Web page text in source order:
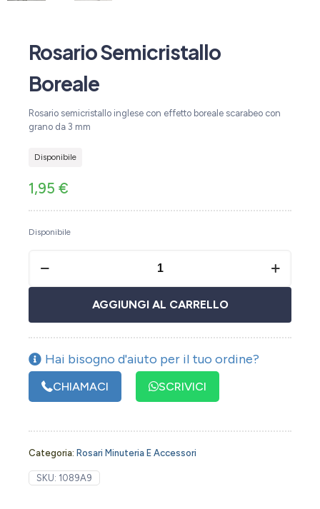
Rosario Semicristallo
Boreale
Rosario semicristallo inglese con effetto boreale scarabeo con
grano da 3 mm
Disponibile
1,95 €
Disponibile
AGGIUNGI AL CARRELLO
Hai bisogno d'aiuto per il tuo ordine?
CHIAMACI SCRIVICI
Categoria: Rosari Minuteria E Accessori
SKU: 1089A9